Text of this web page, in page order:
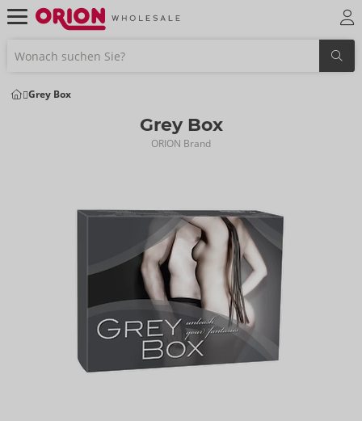
Grey Box
Grey Box
ORION Brand